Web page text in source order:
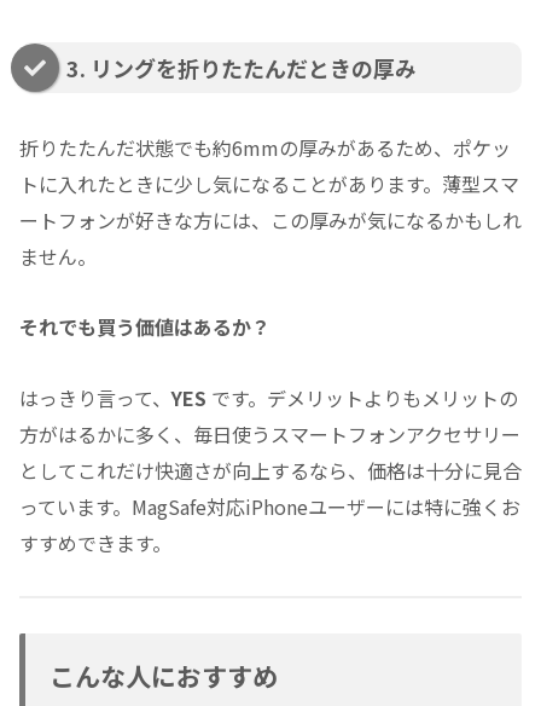
3. リングを折りたたんだときの厚み
折りたたんだ状態でも約6mmの厚みがあるため、ポケッ
トに入れたときに少し気になることがあります。薄型スマ
ートフォンが好きな方には、この厚みが気になるかもしれ
ません。
それでも買う価値はあるか？
はっきり言って、YES です。デメリットよりもメリットの
方がはるかに多く、毎日使うスマートフォンアクセサリー
としてこれだけ快適さが向上するなら、価格は十分に見合
っています。MagSafe対応iPhoneユーザーには特に強くお
すすめできます。
こんな人におすすめ